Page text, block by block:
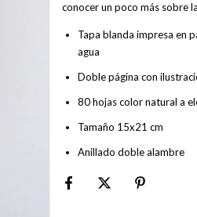
conocer un poco más sobre
Tapa blanda impresa en
agua
Doble página con
80 hojas color natural a
Tamaño 15x21 cm
Anillado doble alambre